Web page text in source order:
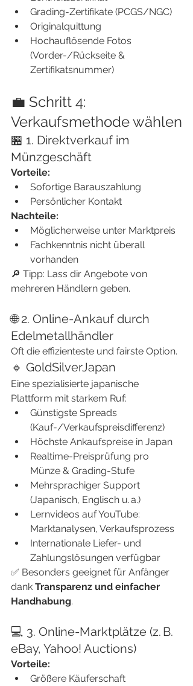
Grading-Zertifikate (PCGS/NGC)
Originalquittung
Hochauflösende Fotos
(Vorder-/Rückseite &
Zertifikatsnummer)
💼 Schritt 4:
Verkaufsmethode wählen
🏪 1. Direktverkauf im
Münzgeschäft
Vorteile:
Sofortige Barauszahlung
Persönlicher Kontakt
Nachteile:
Möglicherweise unter Marktpreis
Fachkenntnis nicht überall
vorhanden
🔎 Tipp: Lass dir Angebote von
mehreren Händlern geben.
🌐 2. Online-Ankauf durch
Edelmetallhändler
Oft die effizienteste und fairste Option.
🔹 GoldSilverJapan
Eine spezialisierte japanische
Plattform mit starkem Ruf:
Günstigste Spreads
(Kauf-/Verkaufspreisdifferenz)
Höchste Ankaufspreise in Japan
Realtime-Preisprüfung pro
Münze & Grading-Stufe
Mehrsprachiger Support
(Japanisch, Englisch u. a.)
Lernvideos auf YouTube:
Marktanalysen, Verkaufsprozess
Internationale Liefer- und
Zahlungslösungen verfügbar
✅ Besonders geeignet für Anfänger
dank Transparenz und einfacher
Handhabung.
💻 3. Online-Marktplätze (z. B.
eBay, Yahoo! Auctions)
Vorteile:
Größere Käuferschaft